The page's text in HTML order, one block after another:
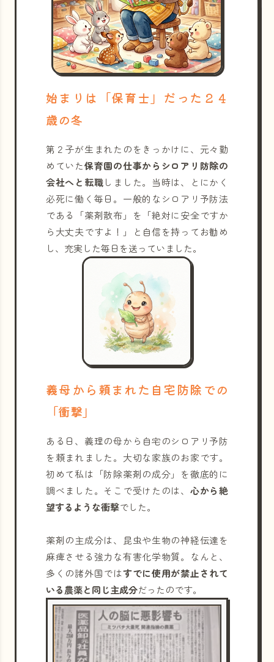
始まりは「保育士」だった２４
歳の冬
第２子が生まれたのをきっかけに、元々勤
めていた保育園の仕事からシロアリ防除の
会社へと転職しました。当時は、とにかく
必死に働く毎日。一般的なシロアリ予防法
である「薬剤散布」を「絶対に安全ですか
ら大丈夫ですよ！」と自信を持ってお勧め
し、充実した毎日を送っていました。
義母から頼まれた自宅防除での
「衝撃」
ある日、義理の母から自宅のシロアリ予防
を頼まれました。大切な家族のお家です。
初めて私は「防除薬剤の成分」を徹底的に
調べました。そこで受けたのは、 心から絶
望するような衝撃でした。
薬剤の主成分は、昆虫や生物の神経伝達を
麻痺させる強力な有害化学物質。なんと、
多くの諸外国ではすでに使用が禁止されて
いる農薬と同じ主成分だったのです。